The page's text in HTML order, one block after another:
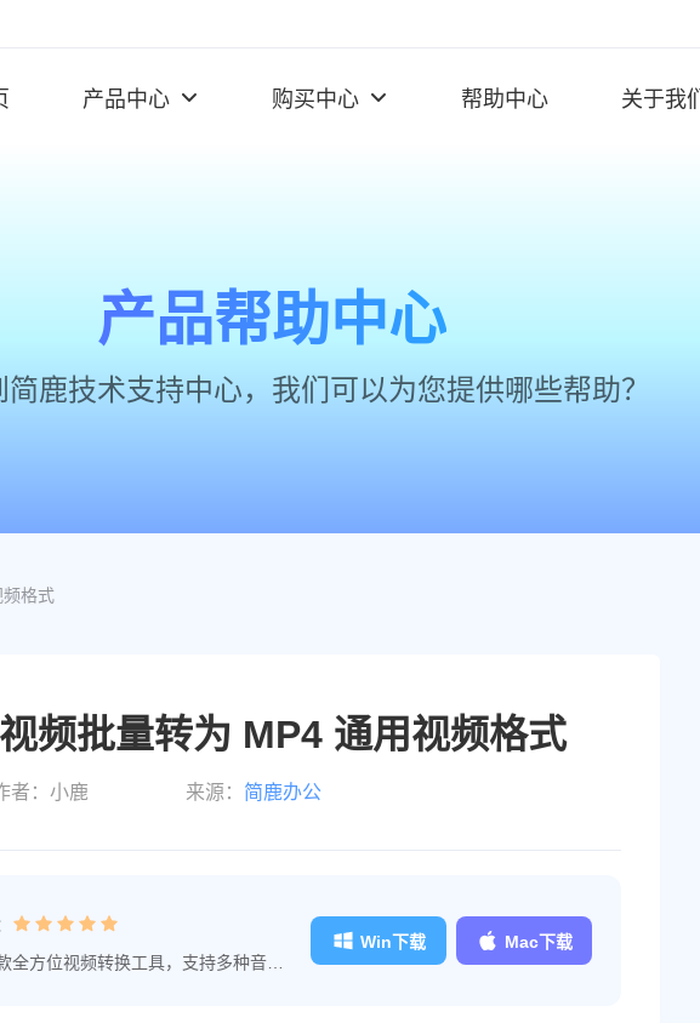
产品中心 购买中心 帮助中心 关于我们
产品帮助中心
鹿技术支持中心，我们可以为您提供哪些帮助？
格式
频批量转为 MP4 通用视频格式
者：小鹿 来源： 简鹿办公
方位视频转换工具，支持多种音视
Win下载 Mac下载